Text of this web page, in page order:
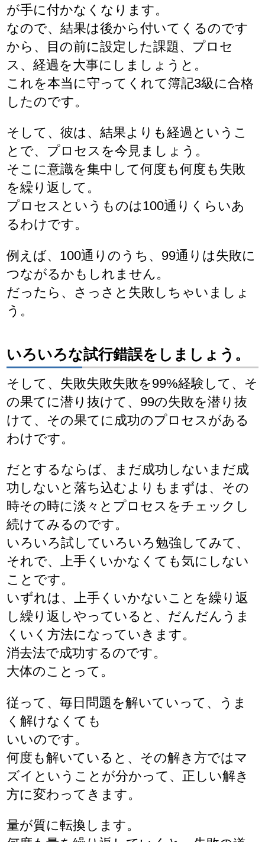
が手に付かなくなります。
なので、結果は後から付いてくるのです
から、目の前に設定した課題、プロセ
ス、経過を大事にしましょうと。
これを本当に守ってくれて簿記3級に合格
したのです。
そして、彼は、結果よりも経過というこ
とで、プロセスを今見ましょう。
そこに意識を集中して何度も何度も失敗
を繰り返して。
プロセスというものは100通りくらいあ
るわけです。
例えば、100通りのうち、99通りは失敗に
つながるかもしれません。
だったら、さっさと失敗しちゃいましょ
う。
いろいろな試行錯誤をしましょう。
そして、失敗失敗失敗を99%経験して、そ
の果てに潜り抜けて、99の失敗を潜り抜
けて、その果てに成功のプロセスがある
わけです。
だとするならば、まだ成功しないまだ成
功しないと落ち込むよりもまずは、その
時その時に淡々とプロセスをチェックし
続けてみるのです。
いろいろ試していろいろ勉強してみて、
それで、上手くいかなくても気にしない
ことです。
いずれは、上手くいかないことを繰り返
し繰り返しやっていると、だんだんうま
くいく方法になっていきます。
消去法で成功するのです。
大体のことって。
従って、毎日問題を解いていって、うま
く解けなくても
いいのです。
何度も解いていると、その解き方ではマ
ズイということが分かって、正しい解き
方に変わってきます。
量が質に転換します。